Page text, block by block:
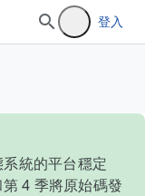
登入
統的平台穩定
4 季將原始碼發